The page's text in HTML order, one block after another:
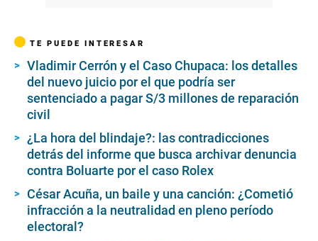
TE PUEDE INTERESAR
Vladimir Cerrón y el Caso Chupaca: los detalles
del nuevo juicio por el que podría ser
sentenciado a pagar S/3 millones de reparación
civil
¿La hora del blindaje?: las contradicciones
detrás del informe que busca archivar denuncia
contra Boluarte por el caso Rolex
César Acuña, un baile y una canción: ¿Cometió
infracción a la neutralidad en pleno período
electoral?